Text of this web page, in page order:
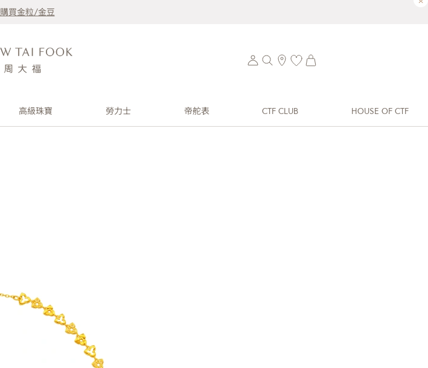
購買金粒/金豆
高級珠寶 勞力士 帝舵表 CTF CLUB HOUSE OF CTF